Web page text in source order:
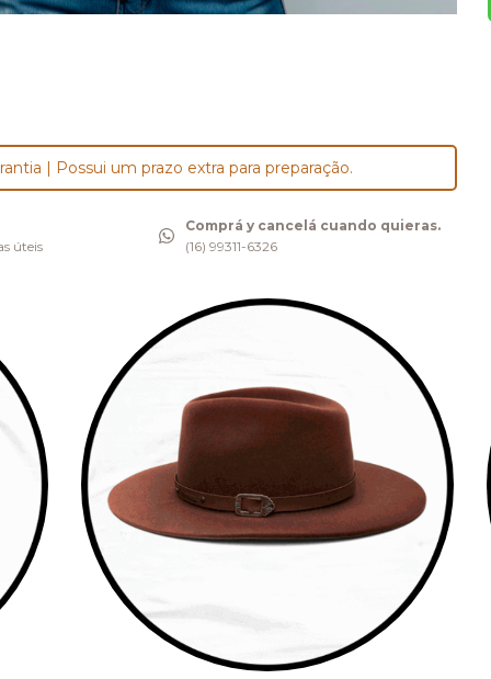
| Possui um prazo extra para preparação.
úteis
Comprá y cancelá cuando quieras.
(16) 99311-6326